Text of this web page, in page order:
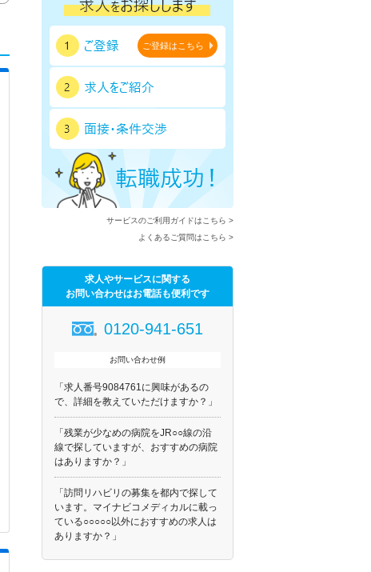
ご登録はこちら
サービスのご利用ガイドはこちら >
よくあるご質問はこちら >
求人やサービスに関する
お問い合わせはお電話も便利です
0120-941-651
お問い合わせ例
「求人番号9084761に興味があるの
で、詳細を教えていただけますか？」
「残業が少なめの病院をJR○○線の沿
線で探していますが、おすすめの病院
はありますか？」
「訪問リハビリの募集を都内で探して
います。マイナビコメディカルに載っ
ている○○○○○以外におすすめの求人は
ありますか？」